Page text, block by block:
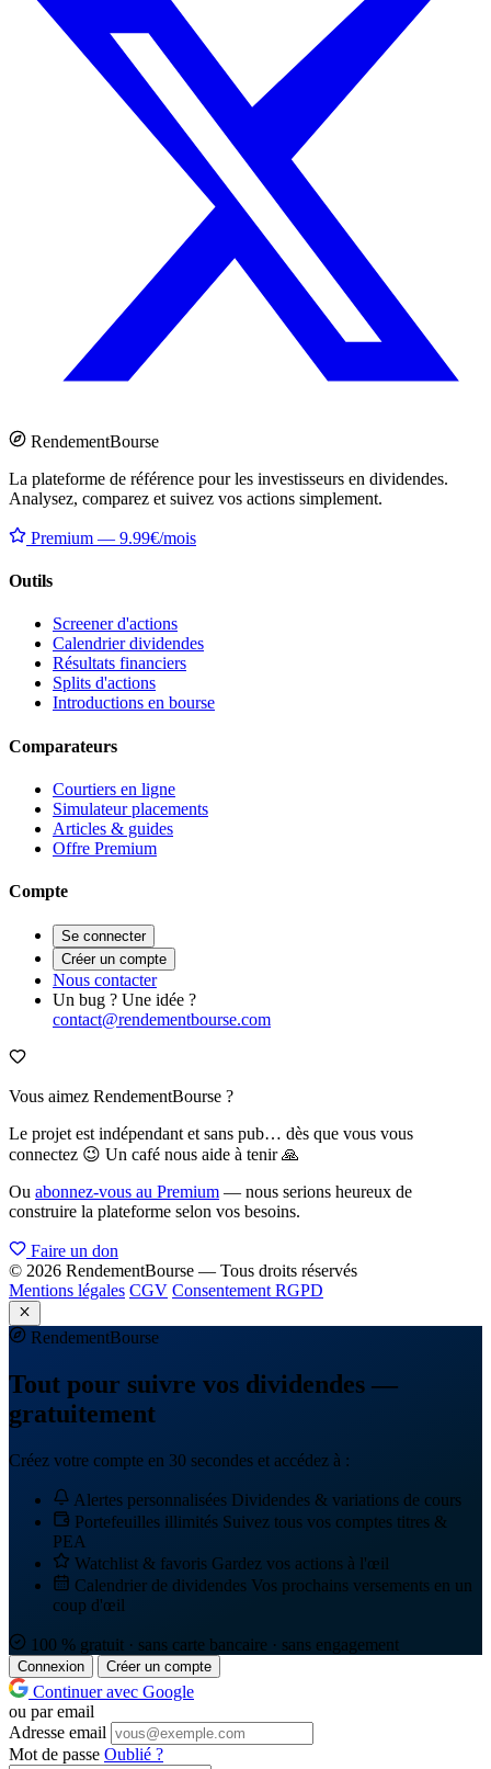
RendementBourse
La plateforme de référence pour les investisseurs en dividendes.
Analysez, comparez et suivez vos actions simplement.
Premium — 9.99€/mois
Outils
Screener d'actions
Calendrier dividendes
Résultats financiers
Splits d'actions
Introductions en bourse
Comparateurs
Courtiers en ligne
Simulateur placements
Articles & guides
Offre Premium
Compte
Se connecter
Créer un compte
Nous contacter
Un bug ? Une idée ?
contact@rendementbourse.com
Vous aimez RendementBourse ?
Le projet est indépendant et sans pub… dès que vous vous
connectez 😉 Un café nous aide à tenir 🙏
Ou abonnez-vous au Premium — nous serions heureux de
construire la plateforme selon vos besoins.
Faire un don
© 2026 RendementBourse — Tous droits réservés
Mentions légales CGV Consentement RGPD
RendementBourse
Tout pour suivre vos dividendes —
gratuitement
Créez votre compte en 30 secondes et accédez à :
Alertes personnalisées Dividendes & variations de cours
Portefeuilles illimités Suivez tous vos comptes titres &
PEA
Watchlist & favoris Gardez vos actions à l'œil
Calendrier de dividendes Vos prochains versements en un
coup d'œil
100 % gratuit · sans carte bancaire · sans engagement
Connexion Créer un compte
Continuer avec Google
ou par email
Adresse email
Mot de passe Oublié ?